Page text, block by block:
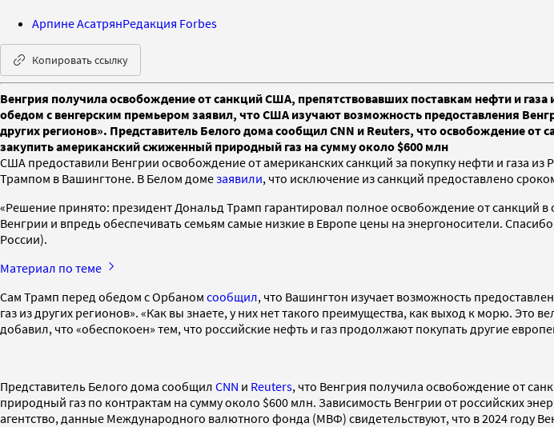
Арпине АсатрянРедакция Forbes
Копировать ссылку
Венгрия получила освобождение от санкций США, препятствовавших поставкам нефти и
обедом с венгерским премьером заявил, что США изучают возможность предоставления
других регионов». Представитель Белого дома сообщил CNN и Reuters, что освобождение
закупить американский сжиженный природный газ на сумму около $600 млн
США предоставили Венгрии освобождение от американских санкций за покупку нефти и газа из
Трампом в Вашингтоне. В Белом домезаявили, что исключение из санкций предоставлено
«Решение принято: президент Дональд Трамп гарантировал полное освобождение от санкций
Венгрии и впредь обеспечивать семьям самые низкие в Европе цены на энергоносители.
России).
Материал по теме
Сам Трамп перед обедом с Орбаном сообщил, что Вашингтон изучает возможность
газ из других регионов». «Как вы знаете, у них нет такого преимущества, как выход к морю.
добавил, что «обеспокоен» тем, что российские нефть и газ продолжают покупать другие
Представитель Белого дома сообщил CNN и Reuters, что Венгрия получила освобождение от
природный газ по контрактам на сумму около $600 млн. Зависимость Венгрии от российских
агентство, данные Международного валютного фонда (МВФ) свидетельствуют, что в 2024 году